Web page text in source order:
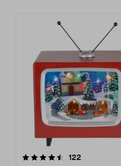
122
4.0 av 5 stjärnor